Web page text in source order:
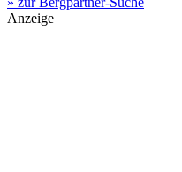
Anzeige